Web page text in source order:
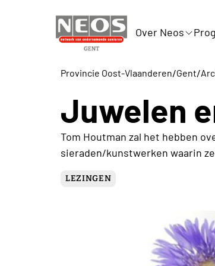
Over Neos
Provincie Oost-Vlaanderen/Gent/
Juwelen
Tom Houtman zal het hebben
sieraden/kunstwerken waarin
LEZINGEN